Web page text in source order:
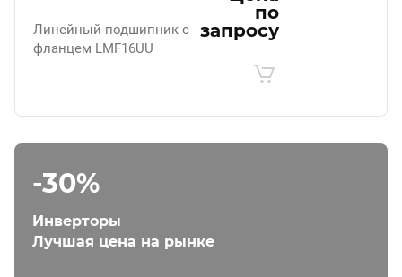
Линейный подшипник с
фланцем LMF16UU
по
запросу
-30%
Инверторы
Лучшая цена на рынке